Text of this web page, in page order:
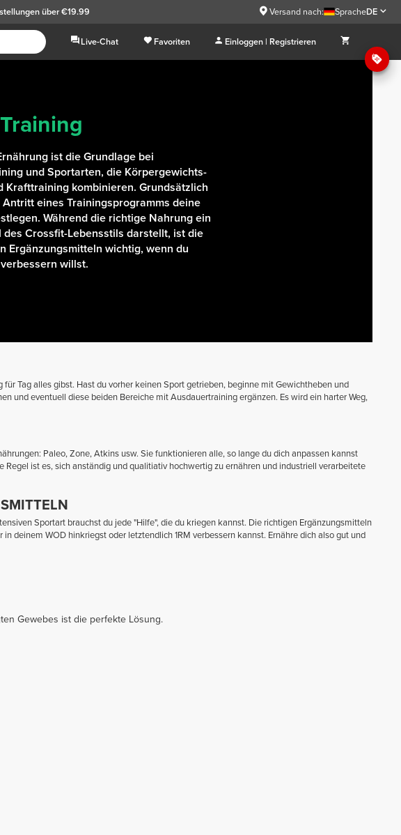
über €19.99 Versand nach: SpracheDE
Live-Chat Favoriten Einloggen | Registrieren
ist die Grundlage bei
und Sportarten, die Körpergewichts-
Krafttraining kombinieren. Grundsätzlich
Antritt eines Trainingsprogramms deine
Während die richtige Nahrung ein
des Crossfit-Lebensstils darstellt, ist die
Ergänzungsmitteln wichtig, wenn du
willst.
Tag alles gibst. Hast du vorher keinen Sport getrieben, beginne mit Gewichtheben und
und eventuell diese beiden Bereiche mit Ausdauertraining ergänzen. Es wird ein harter Weg,
Paleo, Zone, Atkins usw. Sie funktionieren alle, so lange du dich anpassen kannst
Regel ist es, sich anständig und qualitiativ hochwertig zu ernähren und industriell verarbeitete
Sportart brauchst du jede "Hilfe", die du kriegen kannst. Die richtigen Ergänzungsmitteln
deinem WOD hinkriegst oder letztendlich 1RM verbessern kannst. Ernähre dich also gut und
Gewebes ist die perfekte Lösung.